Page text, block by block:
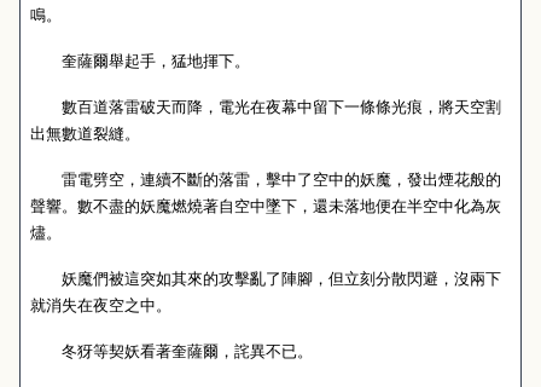
鳴。
奎薩爾舉起手，猛地揮下。
數百道落雷破天而降，電光在夜幕中留下一條條光痕，將天空割
出無數道裂縫。
雷電劈空，連續不斷的落雷，擊中了空中的妖魔，發出煙花般的
聲響。數不盡的妖魔燃燒著自空中墜下，還未落地便在半空中化為灰
燼。
妖魔們被這突如其來的攻擊亂了陣腳，但立刻分散閃避，沒兩下
就消失在夜空之中。
冬犽等契妖看著奎薩爾，詫異不已。